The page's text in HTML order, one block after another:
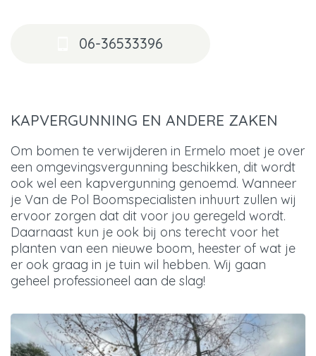
06-36533396
KAPVERGUNNING EN ANDERE ZAKEN
Om bomen te verwijderen in Ermelo moet je over
een omgevingsvergunning beschikken, dit wordt
ook wel een kapvergunning genoemd. Wanneer
je Van de Pol Boomspecialisten inhuurt zullen wij
ervoor zorgen dat dit voor jou geregeld wordt.
Daarnaast kun je ook bij ons terecht voor het
planten van een nieuwe boom, heester of wat je
er ook graag in je tuin wil hebben. Wij gaan
geheel professioneel aan de slag!